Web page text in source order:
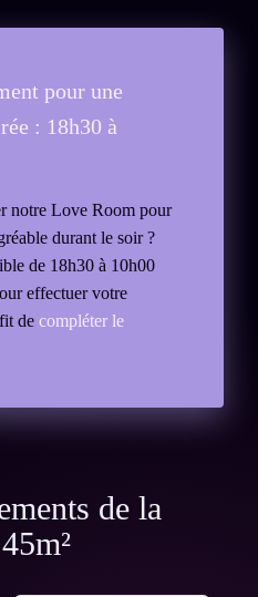
pour une
: 18h30 à
notre Love Room pour
durant le soir ?
de 18h30 à 10h00
effectuer votre
decompléter le
de la